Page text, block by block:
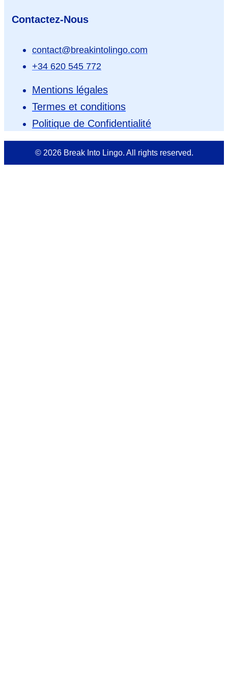
Contactez-Nous
contact@breakintolingo.com
+34 620 545 772
Mentions légales
Termes et conditions
Politique de Confidentialité
© 2026 Break Into Lingo. All rights reserved.